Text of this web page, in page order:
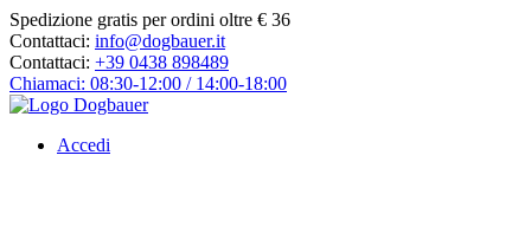
Spedizione gratis per ordini oltre € 36
Contattaci: info@dogbauer.it
Contattaci: +39 0438 898489
Chiamaci: 08:30-12:00 / 14:00-18:00
Accedi